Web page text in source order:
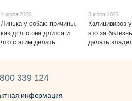
4 июля 2026
Линька у собак: причины,
как долго она длится и
что с этим делать
3 июля 2026
Калицивироз
это за
делать
339 124
информация